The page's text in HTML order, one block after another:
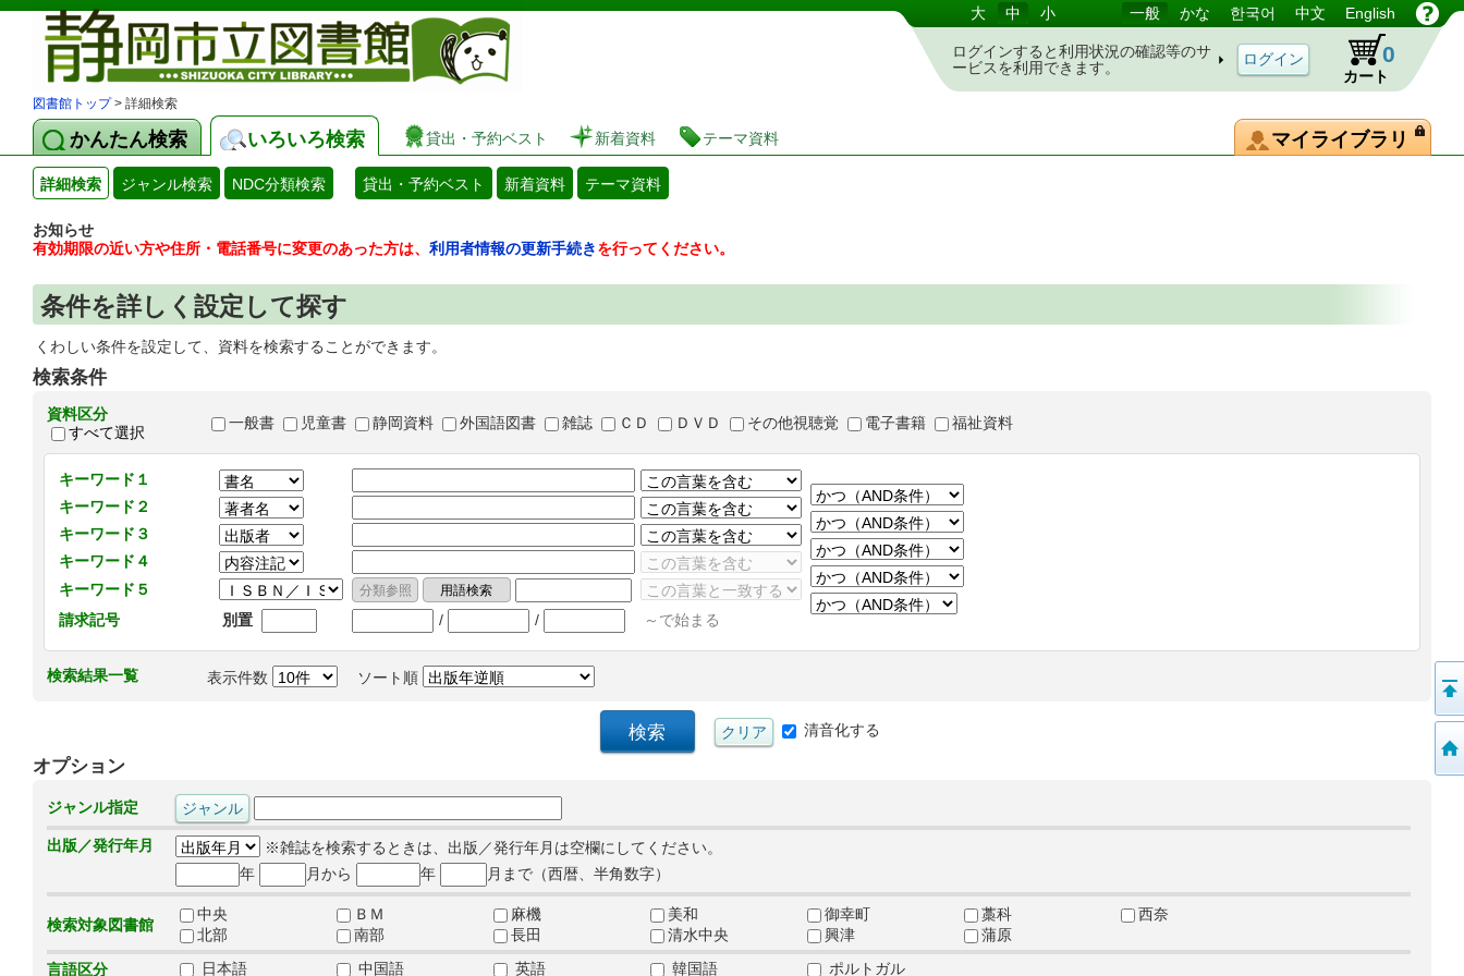
図書館 蔵書検索・予約システム 大 中 小 一般 かな 한국어 中文 English
ログインすると利用状況の確認等のサ
ービスを利用できます。
カート
0
図書館トップ> 詳細検索
かんたん検索 いろいろ検索 貸出・予約ベスト 新着資料 テーマ資料 マイライブラリ
詳細検索 ジャンル検索 NDC分類検索 貸出・予約ベスト 新着資料 テーマ資料
お知らせ
有効期限の近い方や住所・電話番号に変更のあった方は、 利用者情報の更新手続きを行ってください。
条件を詳しく設定して探す
くわしい条件を設定して、資料を検索することができます。
検索条件
資料区分
すべて選択
一般書 児童書 静岡資料 外国語図書 雑誌 ＣＤ ＤＶＤ その他視聴覚 電子書籍 福祉資料
キーワード１
キーワード２
キーワード３
キーワード４
キーワード５
請求記号
別置 / / ～で始まる
検索結果一覧 表示件数 ソート順
清音化する
オプション
ジャンル指定
出版／発行年月
※雑誌を検索するときは、出版／発行年月は空欄にしてください。
年
月から 年 月まで（西暦、半角数字）
検索対象図書館
中央 ＢＭ 麻機 美和 御幸町 藁科
西奈
北部
南部 長田 清水中央 興津
蒲原
言語区分
日本語 中国語 英語 韓国語 ポルトガル